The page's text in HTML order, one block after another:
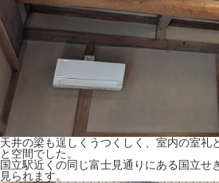
天井の梁も逞しくうつくしく、室内の室礼
と空間でした。
国立駅近くの同じ富士見通りにある国立せ
見られます。